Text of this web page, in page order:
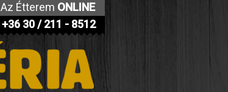
Az Étterem ONLINE
+36 30 / 211 - 8512